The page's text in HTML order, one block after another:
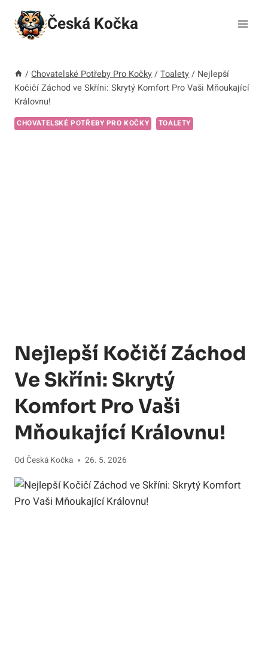
Přeskočit
obsah
Česká Kočka
/ Chovatelské Potřeby Pro Kočky / Toalety / Nejlepší
Kočičí Záchod ve Skříni: Skrytý Komfort Pro Vaši Mňoukající
Královnu!
CHOVATELSKÉ POTŘEBY PRO KOČKY TOALETY
Nejlepší Kočičí Záchod
Ve Skříni: Skrytý
Komfort Pro Vaši
Mňoukající Královnu!
Od Česká Kočka 26. 5. 2026